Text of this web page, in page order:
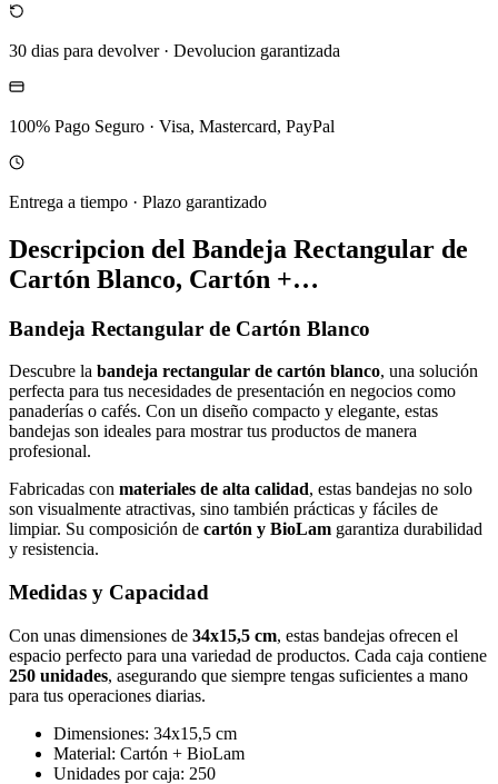
30 dias para devolver· Devolucion garantizada
100% Pago Seguro · Visa, Mastercard, PayPal
Entrega a tiempo · Plazo garantizado
Descripcion del Bandeja Rectangular de
Cartón Blanco, Cartón +…
Bandeja Rectangular de Cartón Blanco
Descubre la bandeja rectangular de cartón blanco, una solución
perfecta para tus necesidades de presentación en negocios como
panaderías o cafés. Con un diseño compacto y elegante, estas
bandejas son ideales para mostrar tus productos de manera
profesional.
Fabricadas con materiales de alta calidad, estas bandejas no solo
son visualmente atractivas, sino también prácticas y fáciles de
limpiar. Su composición de cartón y BioLam garantiza durabilidad
y resistencia.
Medidas y Capacidad
Con unas dimensiones de 34x15,5 cm, estas bandejas ofrecen el
espacio perfecto para una variedad de productos. Cada caja contiene
250 unidades, asegurando que siempre tengas suficientes a mano
para tus operaciones diarias.
Dimensiones: 34x15,5 cm
Material: Cartón + BioLam
Unidades por caja: 250